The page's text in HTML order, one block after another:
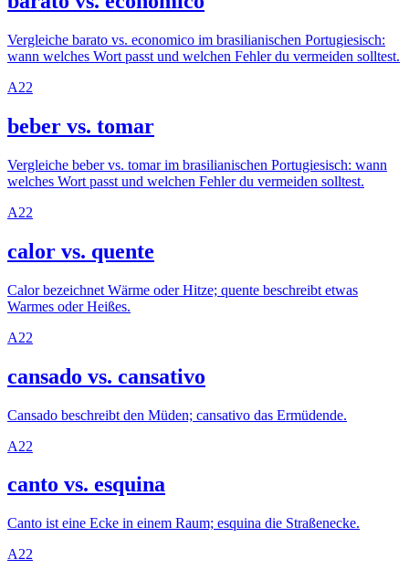
Vergleiche barato vs. economico im brasilianischen Portugiesisch:
wann welches Wort passt und welchen Fehler du vermeiden solltest.
A22
beber vs. tomar
Vergleiche beber vs. tomar im brasilianischen Portugiesisch: wann
welches Wort passt und welchen Fehler du vermeiden solltest.
A22
calor vs. quente
Calor bezeichnet Wärme oder Hitze; quente beschreibt etwas
Warmes oder Heißes.
A22
cansado vs. cansativo
Cansado beschreibt den Müden; cansativo das Ermüdende.
A22
canto vs. esquina
Canto ist eine Ecke in einem Raum; esquina die Straßenecke.
A22